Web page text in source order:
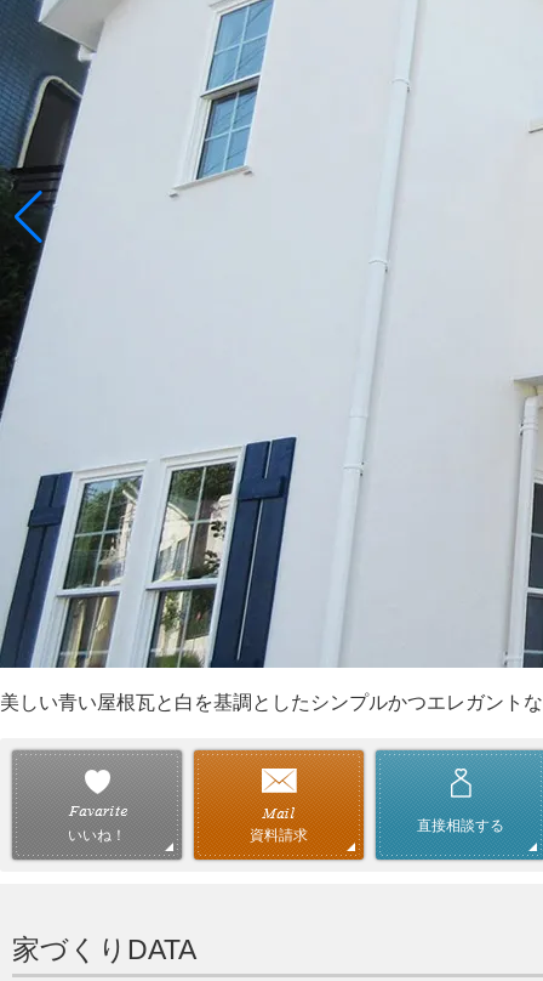
美しい青い屋根瓦と白を基調としたシンプルかつエレガント
いいね！ 資料請求
直接相談する
家づくりDATA